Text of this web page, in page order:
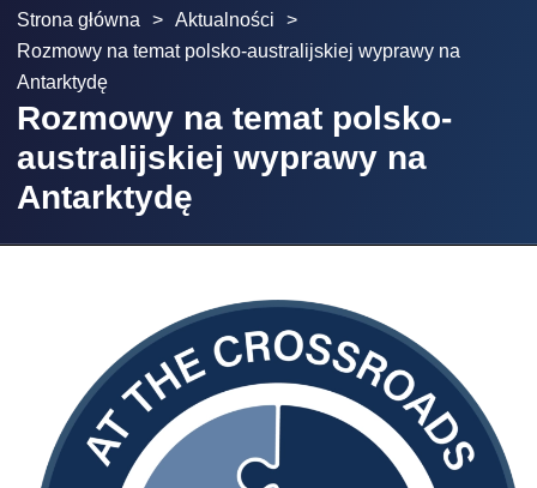
Strona główna > Aktualności
>
Rozmowy na temat polsko-australijskiej wyprawy na
Antarktydę
Rozmowy na temat polsko-
australijskiej wyprawy na
Antarktydę